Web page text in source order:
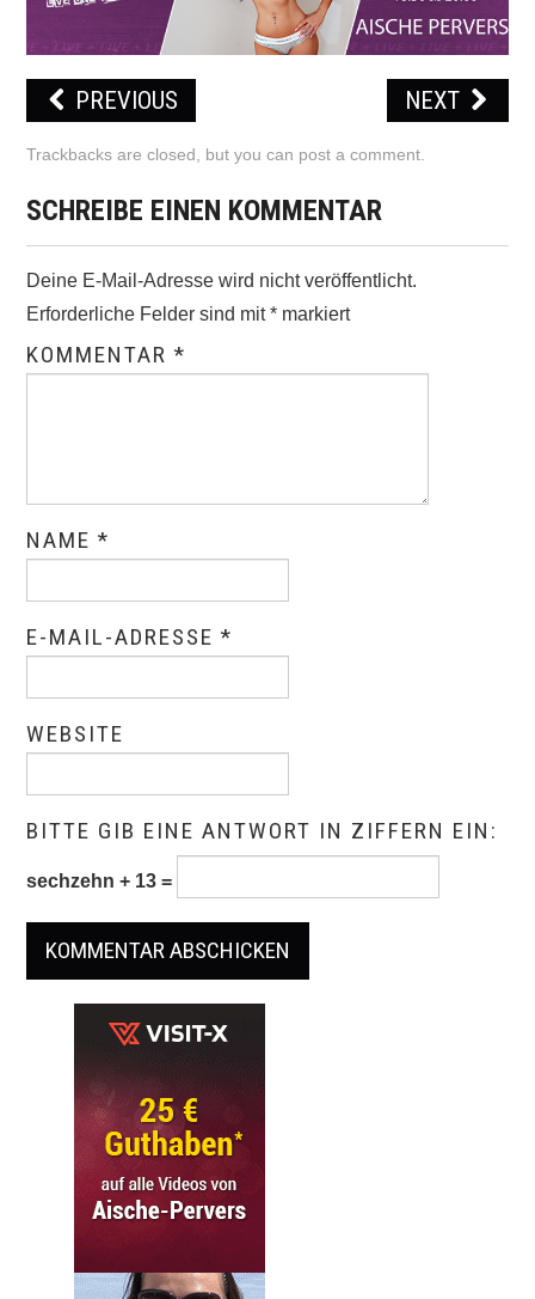
PREVIOUS NEXT
Trackbacks are closed, but you can post a comment
SCHREIBE EINEN KOMMENTAR
Deine E-Mail-Adresse wird nicht veröffentlicht.
Erforderliche Felder sind mit* markiert
KOMMENTAR*
NAME*
E-MAIL-ADRESSE*
WEBSITE
BITTE GIB EINE ANTWORT IN ZIFFERN EIN:
sechzehn + 13 =